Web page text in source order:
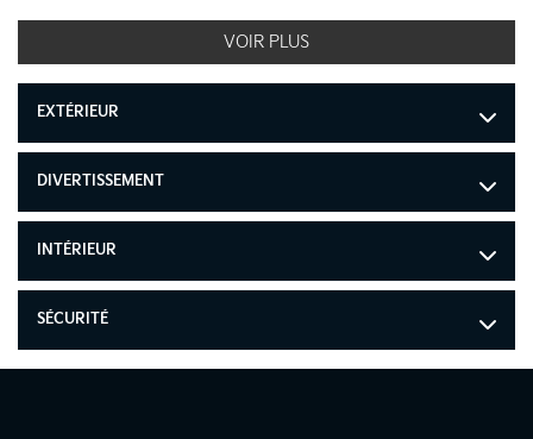
VOIR PLUS
EXTÉRIEUR
DIVERTISSEMENT
INTÉRIEUR
SÉCURITÉ